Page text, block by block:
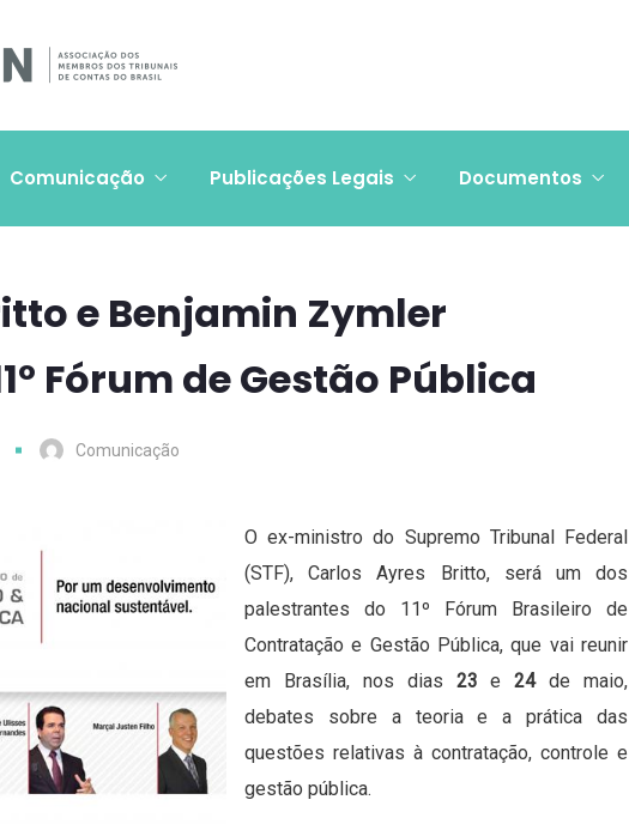
Comunicação Publicações Legais Documentos
e Benjamin Zymler
Fórum de Gestão Pública
Comunicação
O ex-ministro do Supremo Tribunal Federal
(STF), Carlos Ayres Britto, será um dos
palestrantes do 11º Fórum Brasileiro de
Contratação e Gestão Pública, que vai reunir
em Brasília, nos dias 23 e 24de maio,
debates sobre a teoria e a prática das
questões relativas à contratação, controle e
gestão pública.